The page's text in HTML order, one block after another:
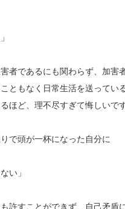
者であるにも関わらず、加害
ともなく日常生活を送ってい
ほど、理不尽すぎて悔しいで
で頭が一杯になった自分に
い」
許すことができず、自己矛盾